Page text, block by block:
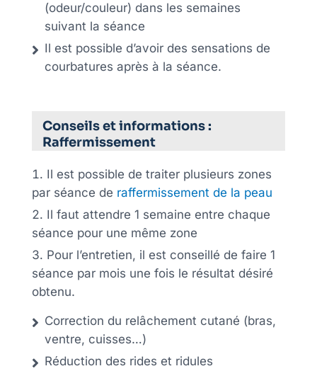
(odeur/couleur) dans les semaines
suivant la séance
Il est possible d’avoir des sensations de
courbatures après à la séance.
Conseils et informations :
Raffermissement
Il est possible de traiter plusieurs zones
par séance de raffermissement de la peau
Il faut attendre 1 semaine entre chaque
séance pour une même zone
Pour l’entretien, il est conseillé de faire 1
séance par mois une fois le résultat désiré
obtenu.
Correction du relâchement cutané (bras,
ventre, cuisses…)
Réduction des rides et ridules